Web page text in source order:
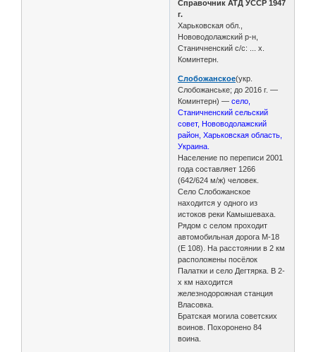
Справочник АТД УССР 1947
г.
Харьковская обл.,
Нововодолажский р-н,
Станичненский с/с: ... х.
Коминтерн.
Слобожанское(укр.
Слобожанське; до 2016 г. —
Коминтерн) —село,
Станичненский сельский
совет, Нововодолажский
район, Харьковская область,
Украина.
Население по переписи 2001
года составляет 1266
(642/624 м/ж) человек.
Село Слобожанское
находится у одного из
истоков реки Камышеваха.
Рядом с селом проходит
автомобильная дорога М-18
(E 108). На расстоянии в 2 км
расположены посёлок
Палатки и село Дегтярка. В 2-
х км находится
железнодорожная станция
Власовка.
Братская могила советских
воинов. Похоронено 84
воина.